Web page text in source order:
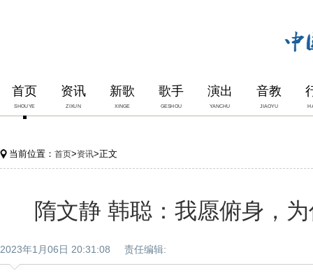
首页
SHOUYE
资讯
ZIXUN
新歌
XINGE
歌手
GESHOU
演出
YANCHU
音教
JIAOYU
当前位置： 首页>资讯>正文
隋文静 韩聪：我愿俯身，
2023年1月06日 20:31:08 责任编辑: